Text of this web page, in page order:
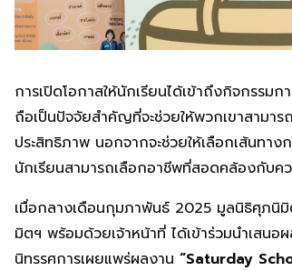
การเปิดโอกาสให้นักเรียนได้เข้าถึงกิจกรรม
ถือเป็นปัจจัยสำคัญที่จะช่วยให้พวกเขาสามา
ประสิทธิภาพ นอกจากจะช่วยให้เลือกเส้นทา
นักเรียนสามารถเลือกอาชีพที่สอดคล้องกับค
เมื่อกลางเดือนกุมภาพันธ์ 2025 มูลนิธิศุภนิ
มิตฯ พร้อมด้วยเจ้าหน้าที่ ได้เข้าร่วมนำเสน
นิทรรศการเผยแพร่ผลงาน “Saturday